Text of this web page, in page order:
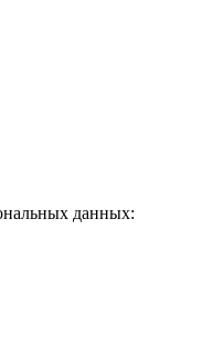
данных: